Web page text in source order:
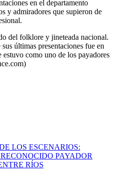
en el departamento
y admiradores que supieron de
del folklore y jineteada nacional.
últimas presentaciones fue en
como uno de los payadores
LOS ESCENARIOS:
RECONOCIDO PAYADOR
RÍOS